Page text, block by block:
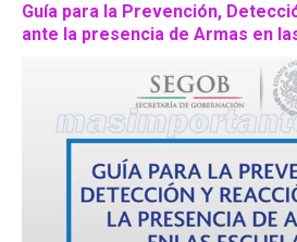
Guía para la Prevención,
ante la presencia de Armas en